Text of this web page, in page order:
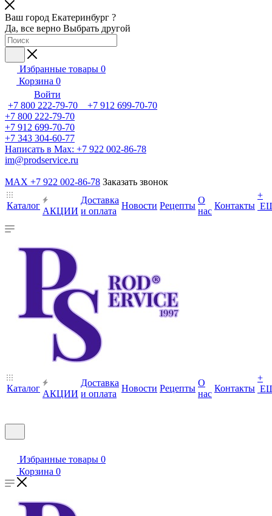
Ваш город Екатеринбург ?
Да, все верно Выбрать другой
Избранные товары 0
Корзина 0
Войти
+7 800 222-79-70 +7 912 699-70-70
+7 800 222-79-70
+7 912 699-70-70
+7 343 304-60-77
Написать в Max: +7 922 002-86-78
im@prodservice.ru
MAX +7 922 002-86-78 Заказать звонок
Каталог
АКЦИИ
Доставка
и оплата
Новости Рецепты
О
нас
Контакты
+
Каталог
АКЦИИ
Доставка
и оплата
Новости Рецепты
О
нас
Контакты
+
Избранные товары 0
Корзина 0